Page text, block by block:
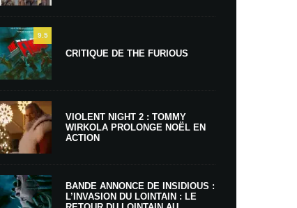
9.5
CRITIQUE DE THE FURIOUS
VIOLENT NIGHT 2 : TOMMY
WIRKOLA PROLONGE NOËL EN
ACTION
BANDE ANNONCE DE INSIDIOUS :
L’INVASION DU LOINTAIN : LE